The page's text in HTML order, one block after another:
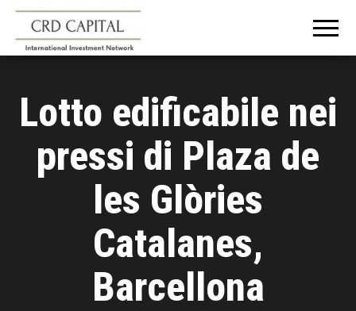
Lotto edificabile nei
pressi di Plaza de
les Glòries
Catalanes,
Barcellona